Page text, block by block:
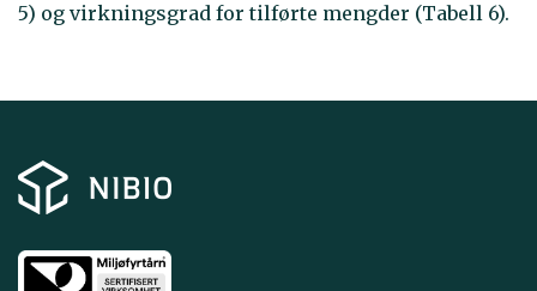
5) og virkningsgrad for tilførte mengder (Tabell 6).